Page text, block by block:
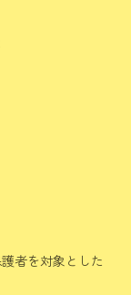
者を対象とした